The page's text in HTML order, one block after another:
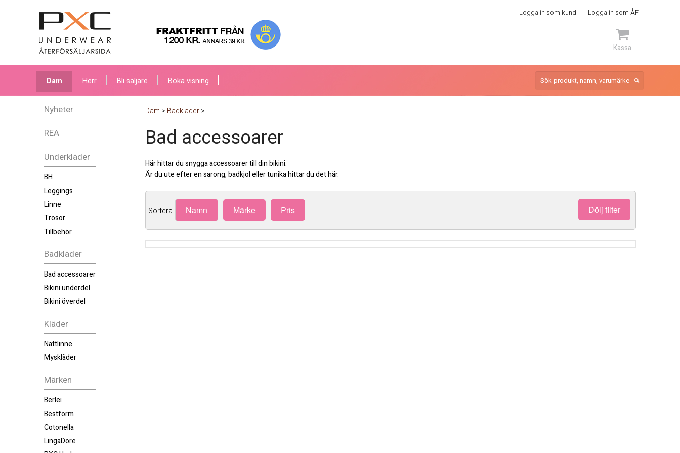
Logga in som kund Logga in som ÅF
Kassa
ARTIKEL
Dam Herr Bli säljare Boka visning
Nyheter
REA
Underkläder
BH
Leggings
Linne
Trosor
Tillbehör
Badkläder
Bad accessoarer
Bikini underdel
Bikini överdel
Kläder
Nattlinne
Myskläder
Märken
Berlei
Bestform
Cotonella
LingaDore
Dam > Badkläder>
Bad accessoarer
Här hittar du snygga accessoarer till din bikini.
Är du ute efter en sarong, badkjol eller tunika hittar du det här.
Sortera Namn Märke Pris Dölj filter